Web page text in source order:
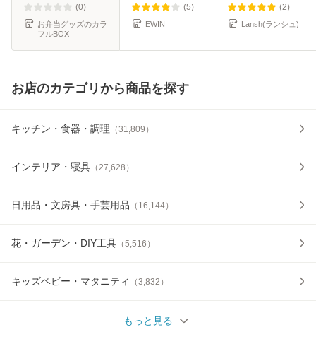
ク 鞄 保温 保冷 バ
ッグ トート ポ
(0)
お弁当グッズのカラ
フルBOX
人 子供 保冷ランチ
バッグ
(5)
EWIN
当 小さめ 保冷ポー
チ 通
(2)
Lansh(ランシュ)
お店のカテゴリから商品を探す
キッチン・食器・調理 （31,809 ）
インテリア・寝具 （ 27,628 ）
日用品・文房具・手芸用品 （ 16,144）
花・ガーデン・DIY工具 （5,516 ）
キッズベビー・マタニティ （3,832 ）
もっと見る